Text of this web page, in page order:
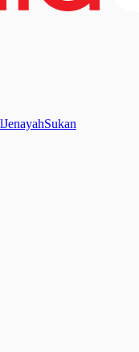
JenayahSukan